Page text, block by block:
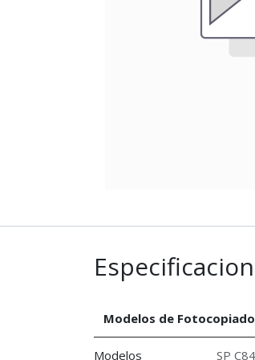
Modelos de
Modelos SP